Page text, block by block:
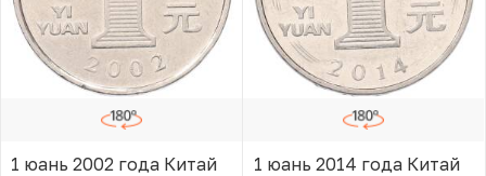
1 юань 2002 года Китай 1 юань 2014 года Китай